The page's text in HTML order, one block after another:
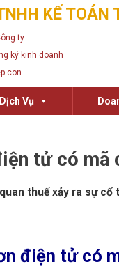
KẾ TOÁN
ty
ký kinh doanh
con
Dịch Vụ
tử có mã
thuế xảy ra sự
điện tử có